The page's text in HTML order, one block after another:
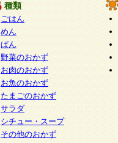
種類
ごはん
めん
ぱん
野菜のおかず
お肉のおかず
お魚のおかず
たまごのおかず
サラダ
シチュー・スープ
その他のおかず